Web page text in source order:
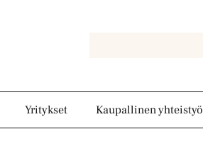
Yritykset Kaupallinen yhteistyö